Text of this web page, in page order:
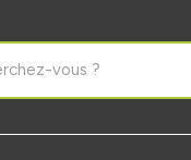
pharmacie en ligne